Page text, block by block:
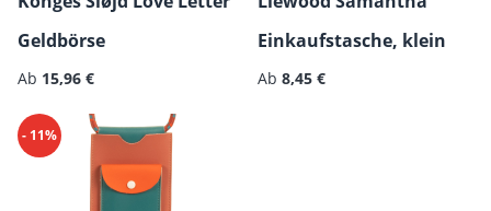
Geldbörse
Regulärer Preis:
Ab 15,96 €
Einkaufstasche, klein
Regulärer Preis:
Ab 8,45 €
- 11%